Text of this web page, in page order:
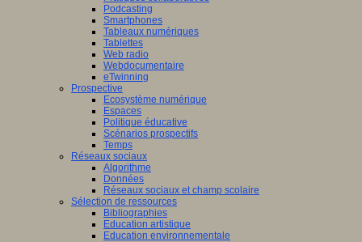
Podcasting
Smartphones
Tableaux numériques
Tablettes
Web radio
Webdocumentaire
eTwinning
Prospective
Ecosystème numérique
Espaces
Politique éducative
Scénarios prospectifs
Temps
Réseaux sociaux
Algorithme
Données
Réseaux sociaux et champ scolaire
Sélection de ressources
Bibliographies
Education artistique
Education environnementale